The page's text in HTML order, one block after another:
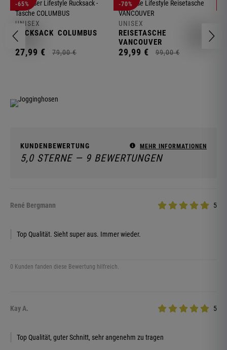
-65%
UNISEX
RUCKSACK COLUMBUS
27,99 € 79,00 €
-70%
UNISEX
REISETASCHE
VANCOUVER
29,99 € 99,00 €
KUNDENBEWERTUNG MEHR INFORMATIONEN
5,0 STERNE — 9 BEWERTUNGEN
René Bergmann 5
Top Qualität. Sieht super aus. Immer wieder.
0 Kunden fanden diese Bewertung hilfreich.
Kay A. 5
Top Qualität, guter Schnitt, sehr angenehm zu tragen